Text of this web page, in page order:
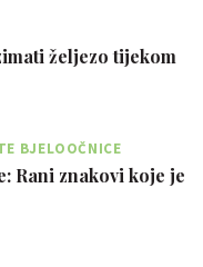
željezo tijekom
BJELOOČNICE
Rani znakovi koje je